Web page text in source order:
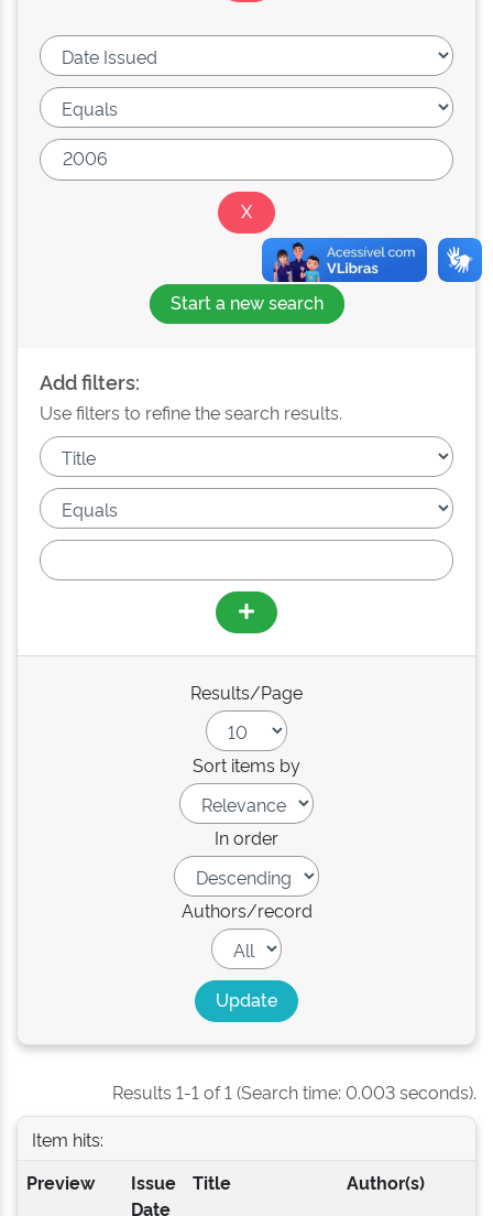
Start a new search
Add filters:
Use filters to refine the search results.
Results/Page
Sort items by
In order
Authors/record
Results 1-1 of 1 (Search time: 0.003 seconds).
Item hits:
Preview
Issue
Date
Title Author(s)